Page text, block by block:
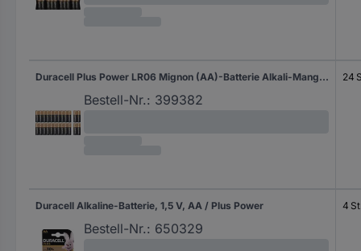
Duracell Plus Power LR06 Mignon (AA)-Batterie Alkali-Mangan 1.5 V 24 St.
Bestell-Nr.: 399382
24
Duracell Alkaline-Batterie, 1,5 V, AA / Plus Power
Bestell-Nr.: 650329
4